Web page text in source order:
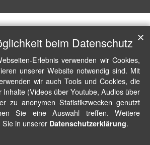
beim Datenschutz
Erlebnis verwenden wir Cookies,
unserer Website notwendig sind. Mit
wir auch Tools und Cookies, die
Inhalte (Videos über Youtube, Audios über
zu anonymen Statistikzwecken genutzt
Sie eine Auswahl treffen. Weitere
Sie in unserer Datenschutzerklärung.
✕